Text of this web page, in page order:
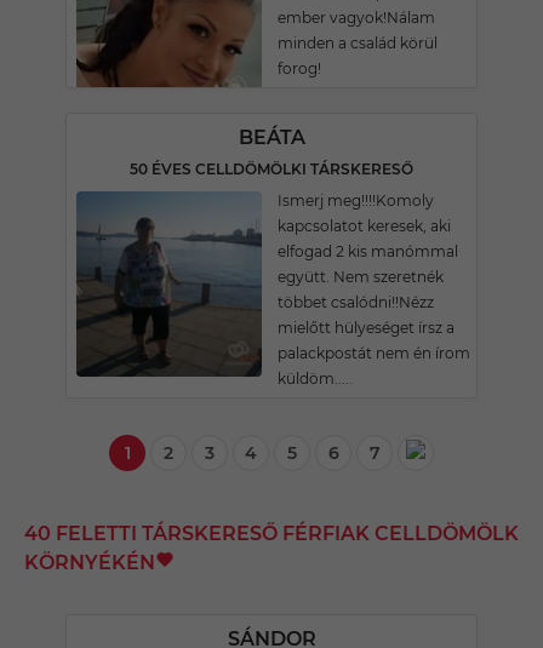
ember vagyok!Nálam
minden a család körül
forog!
BEÁTA
50 ÉVES CELLDÖMÖLKI TÁRSKERESŐ
Ismerj meg!!!!Komoly
kapcsolatot keresek, aki
elfogad 2 kis manómmal
együtt. Nem szeretnék
többet csalódni!!Nézz
mielőtt hülyeséget írsz a
palackpostát nem én írom
küldöm.....
1 2 3 4 5 6 7
40 FELETTI TÁRSKERESŐ FÉRFIAK CELLDÖMÖLK
KÖRNYÉKÉN
SÁNDOR